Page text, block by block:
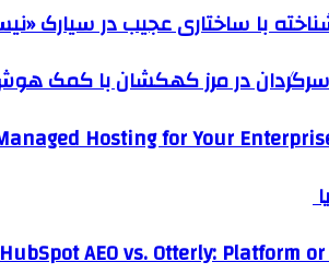
با ساختاری عجیب در سیارک
در مرز کهکشان با کمک
Hosting for Your
HubSpot AEO vs. Otterly: Platform